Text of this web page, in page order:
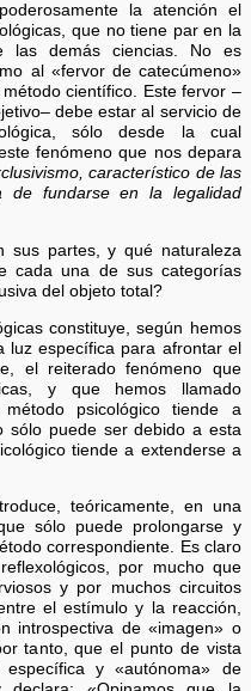
la atención el
que no tiene par en la
las demás ciencias. No es
al «fervor de catecúmeno»
científico. Este fervor –
debe estar al servicio de
sólo desde la cual
fenómeno que nos depara
característico de las
de fundarse en la legalidad
partes, y qué naturaleza
cada una de sus categorías
del objeto total?
constituye, según hemos
luz específica para afrontar el
el reiterado fenómeno que
y que hemos llamado
psicológico tiende a
sólo puede ser debido a esta
tiende a extenderse a
teóricamente, en una
sólo puede prolongarse y
correspondiente. Es claro
por mucho que
y por muchos circuitos
el estímulo y la reacción,
introspectiva de «imagen» o
tanto, que el punto de vista
y «autónoma» de